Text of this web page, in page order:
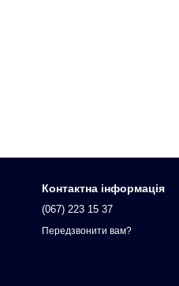
Контактна інформація
(067) 223 15 37
Передзвонити вам?